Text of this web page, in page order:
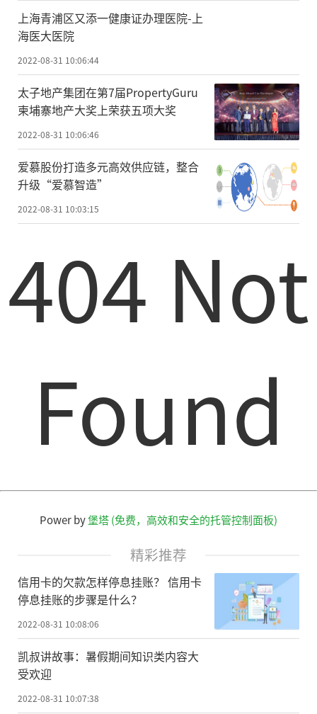
上海青浦区又添一健康证办理医院-上
海医大医院
2022-08-31 10:06:44
太子地产集团在第7届PropertyGuru
柬埔寨地产大奖上荣获五项大奖
2022-08-31 10:06:46
爱慕股份打造多元高效供应链，整合
升级“爱慕智造”
2022-08-31 10:03:15
404 Not
Found
Power by堡塔 (免费，高效和安全的托管控制面板)
精彩推荐
信用卡的欠款怎样停息挂账？ 信用卡
停息挂账的步骤是什么？
2022-08-31 10:08:06
凯叔讲故事：暑假期间知识类内容大
受欢迎
2022-08-31 10:07:38